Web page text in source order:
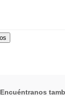
Encuéntranos